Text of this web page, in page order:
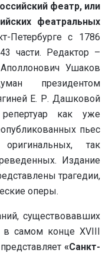
феатр, или
феатральных
Петербурге с 1786
части. Редактор –
Аполлонович Ушаков
президентом
Е. Р. Дашковой
как уже
пьес
так
Издание
трагедии,
оперы.
существовавших
самом конце XVIII
«Санкт-